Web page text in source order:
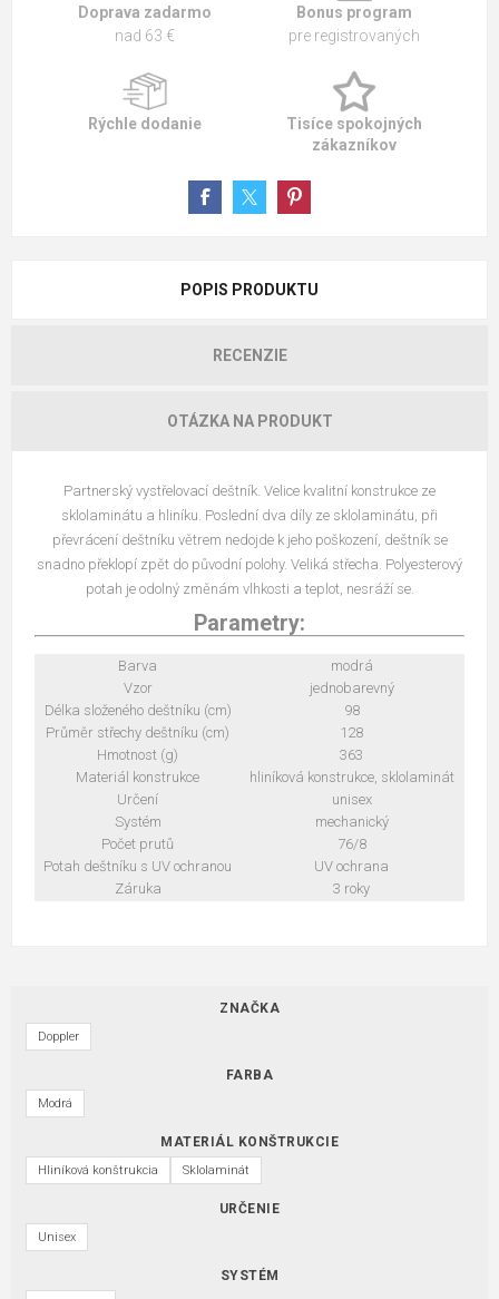
Doprava zadarmo
nad 63 €
Bonus program
pre registrovaných
Rýchle dodanie
Tisíce spokojných
zákazníkov
POPIS PRODUKTU
RECENZIE
OTÁZKA NA PRODUKT
Partnerský vystřelovací deštník. Velice kvalitní konstrukce ze
sklolaminátu a hliníku. Poslední dva díly ze sklolaminátu, při
převrácení deštníku větrem nedojde k jeho poškození, deštník se
snadno překlopí zpět do původní polohy. Veliká střecha. Polyesterový
potah je odolný změnám vlhkosti a teplot, nesráží se.
Parametry:
Barva
modrá
Vzor
jednobarevný
Délka složeného deštníku (cm)
98
Průměr střechy deštníku (cm)
128
Hmotnost (g)
363
Materiál konstrukce
hliníková konstrukce, sklolaminát
Určení
unisex
Systém
mechanický
Počet prutů
76/8
Potah deštníku s UV ochranou
UV ochrana
Záruka
3 roky
ZNAČKA
Doppler
FARBA
Modrá
MATERIÁL KONŠTRUKCIE
Hliníková konštrukcia Sklolaminát
URČENIE
Unisex
SYSTÉM